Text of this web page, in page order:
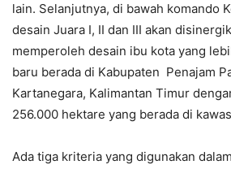
lain. Selanjutnya, di bawah komando
desain Juara I, II dan III akan
memperoleh desain ibu kota yang
baru berada di Kabupaten Penajam
Kartanegara, Kalimantan Timur
256.000 hektare yang berada di
Ada tiga kriteria yang digunakan dalam